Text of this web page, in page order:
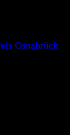
Osnabrück